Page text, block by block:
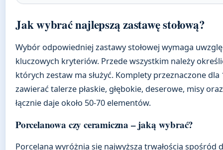
Jak wybrać najlepszą zastawę stołową?
Wybór odpowiedniej zastawy stołowej wymaga
kluczowych kryteriów. Przede wszystkim należy
których zestaw ma służyć. Komplety przeznaczone
zawierać talerze płaskie, głębokie, deserowe, misy
łącznie daje około 50-70 elementów.
Porcelanowa czy ceramiczna – jaką wybrać?
Porcelana wyróżnia się najwyższą trwałością spośród